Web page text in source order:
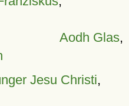
Aodh Glas,
Jesu Christi,